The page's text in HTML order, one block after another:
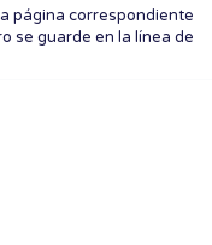
página correspondiente
se guarde en la línea de